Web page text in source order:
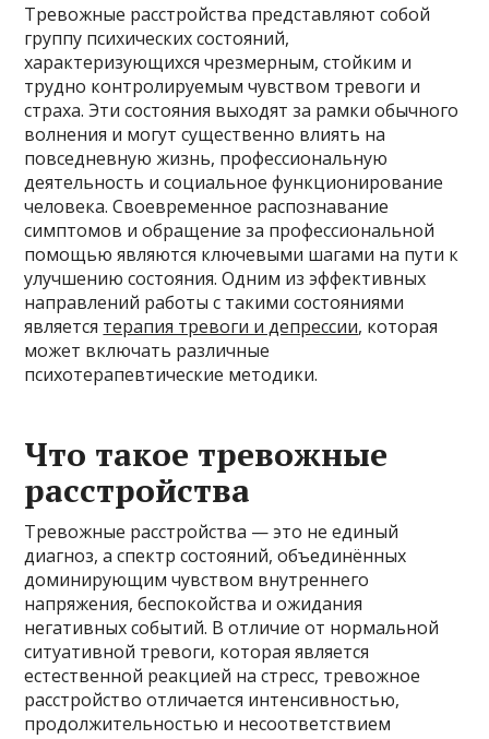
Тревожные расстройства представляют собой
группу психических состояний,
характеризующихся чрезмерным, стойким и
трудно контролируемым чувством тревоги и
страха. Эти состояния выходят за рамки обычного
волнения и могут существенно влиять на
повседневную жизнь, профессиональную
деятельность и социальное функционирование
человека. Своевременное распознавание
симптомов и обращение за профессиональной
помощью являются ключевыми шагами на пути к
улучшению состояния. Одним из эффективных
направлений работы с такими состояниями
является терапия тревоги и депрессии, которая
может включать различные
психотерапевтические методики.
Что такое тревожные
расстройства
Тревожные расстройства — это не единый
диагноз, а спектр состояний, объединённых
доминирующим чувством внутреннего
напряжения, беспокойства и ожидания
негативных событий. В отличие от нормальной
ситуативной тревоги, которая является
естественной реакцией на стресс, тревожное
расстройство отличается интенсивностью,
продолжительностью и несоответствием